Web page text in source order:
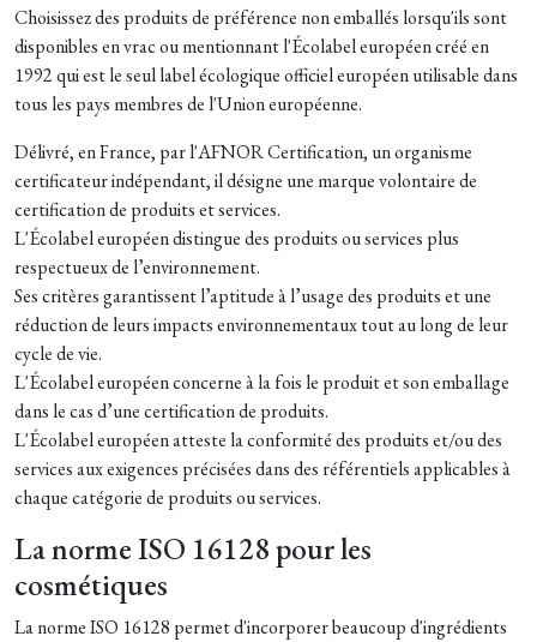
Choisissez des produits de préférence non emballés lorsqu'ils sont
disponibles en vrac ou mentionnant l'Écolabel européen créé en
1992 qui est le seul label écologique officiel européen utilisable dans
tous les pays membres de l'Union européenne.
Délivré, en France, par l'AFNOR Certification, un organisme
certificateur indépendant, il désigne une marque volontaire de
certification de produits et services.
L'Écolabel européen distingue des produits ou services plus
respectueux de l’environnement.
Ses critères garantissent l’aptitude à l’usage des produits et une
réduction de leurs impacts environnementaux tout au long de leur
cycle de vie.
L'Écolabel européen concerne à la fois le produit et son emballage
dans le cas d’une certification de produits.
L'Écolabel européen atteste la conformité des produits et/ou des
services aux exigences précisées dans des référentiels applicables à
chaque catégorie de produits ou services.
La norme ISO 16128 pour les
cosmétiques
La norme ISO 16128 permet d'incorporer beaucoup d'ingrédients